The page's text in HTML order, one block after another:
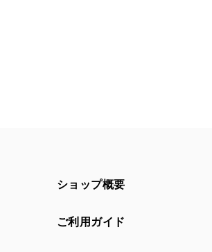
ショップ概要
ご利用ガイド